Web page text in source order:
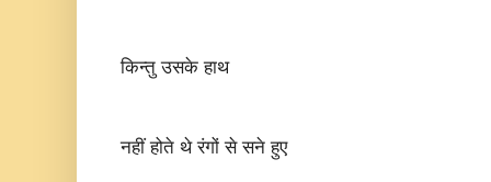
किन्तु उसके हाथ
नहीं होते थे रंगों से सने हुए